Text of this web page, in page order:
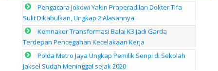
Pengacara Jokowi Yakin Praperadilan Dokter Tifa
Sulit Dikabulkan, Ungkap 2 Alasannya
Kemnaker Transformasi Balai K3 Jadi Garda
Terdepan Pencegahan Kecelakaan Kerja
Polda Metro Jaya Ungkap Pemilik Senpi di Sekolah
Jaksel Sudah Meninggal sejak 2020